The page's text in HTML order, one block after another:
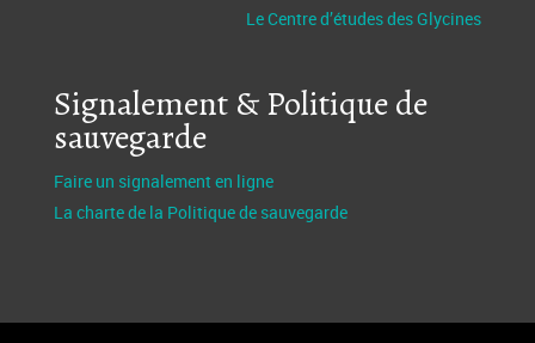
Le Centre d’études des Glycines
Signalement & Politique de
sauvegarde
Faire un signalement en ligne
La charte de la Politique de sauvegarde